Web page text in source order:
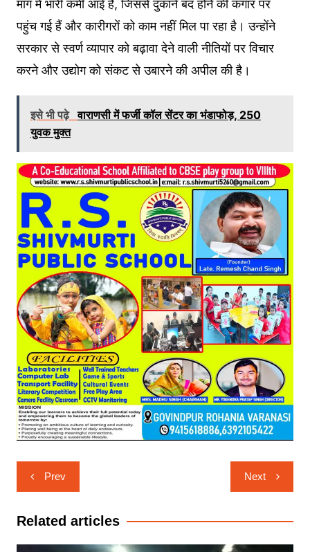
मांग में भारी कमी आई है, जिससे दुकानें बंद होने की कगार पर
पहुंच गई हैं और कारीगरों को काम नहीं मिल पा रहा है। उन्होंने
सरकार से स्वर्ण व्यापार को बढ़ावा देने वाली नीतियों पर विचार
करने और उद्योग को संकट से उबारने की अपील की है।
इसे भी पढ़े वाराणसी में फर्जी कॉल सेंटर का भंडाफोड़, 250
युवक मुक्त
Post
navigation
Prev Next
Related articles